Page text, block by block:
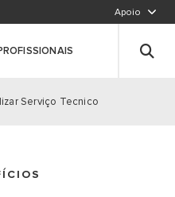
Apoio
NÓS,CHAMADA PARA A REDE FIXA
Serviço Tecnico